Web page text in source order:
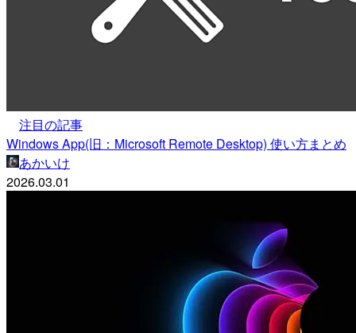
注目の記事
Windows App(旧：Microsoft Remote Desktop) 使い方まとめ
あかいけ
2026.03.01